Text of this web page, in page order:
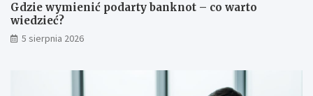
Gdzie wymienić podarty banknot – co warto
wiedzieć?
5 sierpnia 2026